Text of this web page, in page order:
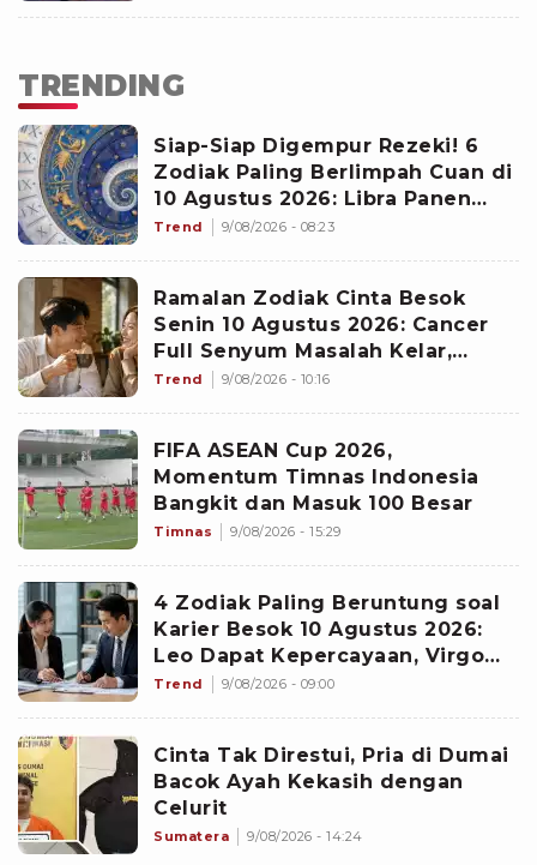
TRENDING
Siap-Siap Digempur Rezeki! 6
Zodiak Paling Berlimpah Cuan di
10 Agustus 2026: Libra Panen
Proyek Emas
Trend 9/08/2026 - 08:23
Ramalan Zodiak Cinta Besok
Senin 10 Agustus 2026: Cancer
Full Senyum Masalah Kelar,
Scorpio Awas Terprovokasi
Trend 9/08/2026 - 10:16
FIFA ASEAN Cup 2026,
Momentum Timnas Indonesia
Bangkit dan Masuk 100 Besar
Timnas 9/08/2026 - 15:29
4 Zodiak Paling Beruntung soal
Karier Besok 10 Agustus 2026:
Leo Dapat Kepercayaan, Virgo
Makin Diperhitungkan
Trend 9/08/2026 - 09:00
Cinta Tak Direstui, Pria di Dumai
Bacok Ayah Kekasih dengan
Celurit
Sumatera 9/08/2026 - 14:24